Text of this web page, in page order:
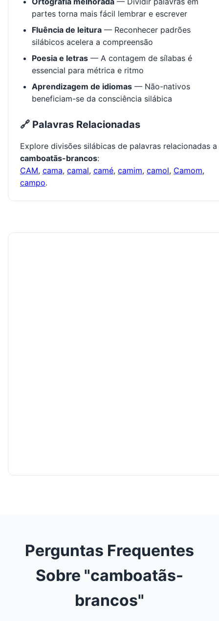
partes torna mais fácil lembrar e escrever
Fluência de leitura — Reconhecer padrões
silábicos acelera a compreensão
Poesia e letras — A contagem de sílabas é
essencial para métrica e ritmo
Aprendizagem de idiomas — Não-nativos
beneficiam-se da consciência silábica
🔗 Palavras Relacionadas
Explore divisões silábicas de palavras relacionadas a
camboatãs-brancos:
CAM, cama, camal, camé, camim, camol, Camom,
campo.
Perguntas Frequentes
Sobre "camboatãs-
brancos"